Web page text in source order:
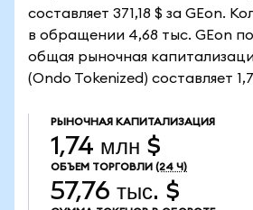
составляет 371,18 $ за GEon.
в обращении 4,68 тыс. GEon
общая рыночная
(Ondo Tokenized) составляет
РЫНОЧНАЯ КАПИТАЛИЗАЦИЯ
1,74 млн $
ОБЪЕМ ТОРГОВЛИ (24 Ч)
57,76 тыс. $